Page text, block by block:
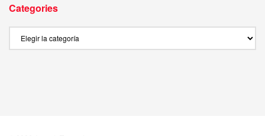
Categories